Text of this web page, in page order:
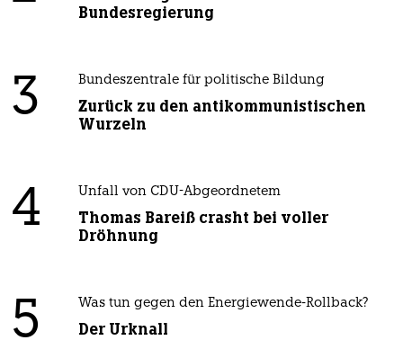
Bundesregierung
3 Bundeszentrale für politische Bildung
Zurück zu den antikommunistischen
Wurzeln
4 Unfall von CDU-Abgeordnetem
Thomas Bareiß crasht bei voller
Dröhnung
5 Was tun gegen den Energiewende-Rollback?
Der Urknall